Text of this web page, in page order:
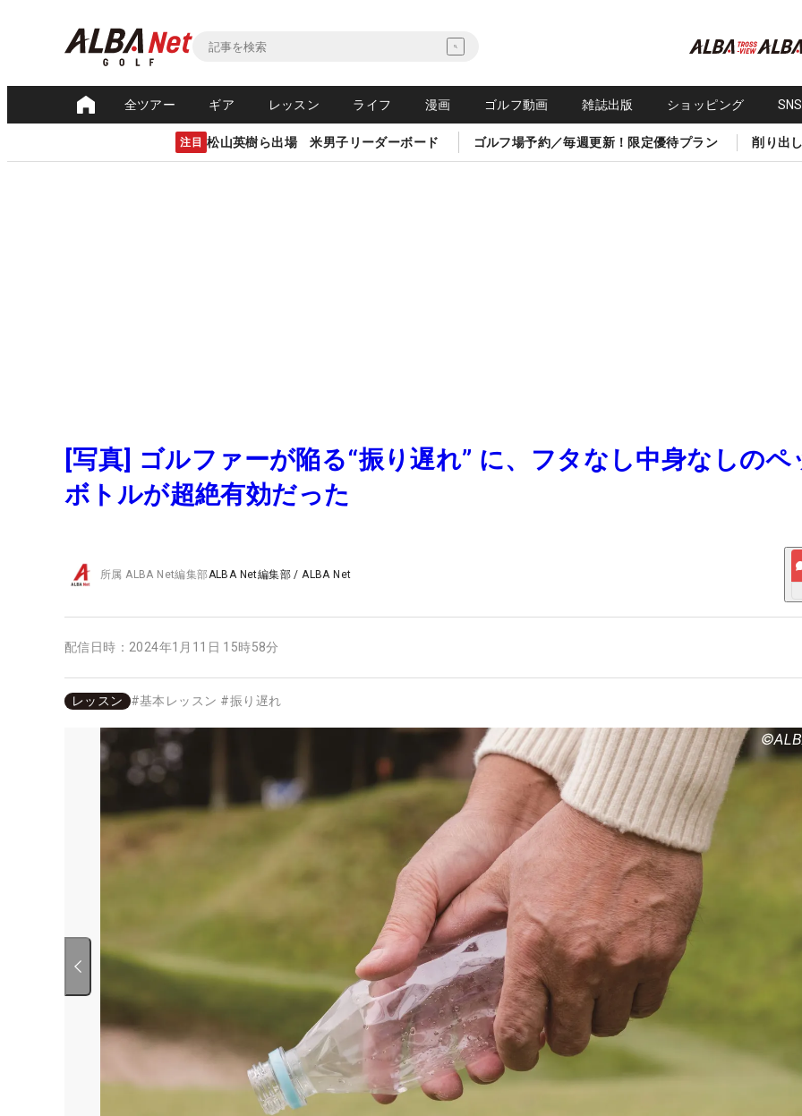
全ツアー ギア レッスン ライフ 漫画 ゴルフ動画 雑誌出版 ショッピング
注目 松山英樹ら出場 米男子リーダーボード ゴルフ場予約／毎週更新！限定優待プラン 削り出
[写真] ゴルファーが陥る“振り遅れ” に、フタなし中身なしのペ
ボトルが超絶有効だった
所属ALBA Net編集部ALBA Net編集部 /ALBA Net
配信日時： 2024年1月11日 15時58分
レッスン #基本レッスン #振り遅れ